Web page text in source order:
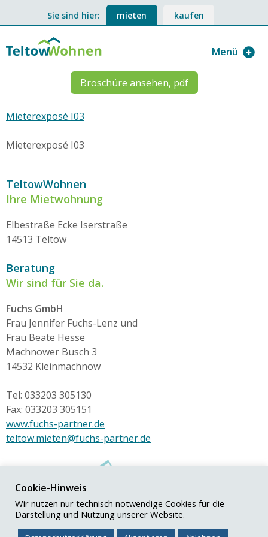
Sie sind hier: mieten kaufen
Menü
Broschüre ansehen, pdf
Mieterexposé I03
Mieterexposé I03
TeltowWohnen
Ihre Mietwohnung
Elbestraße Ecke Iserstraße
14513 Teltow
Beratung
Wir sind für Sie da.
Fuchs GmbH
Frau Jennifer Fuchs-Lenz und
Frau Beate Hesse
Machnower Busch 3
14532 Kleinmachnow
Tel: 033203 305130
Fax: 033203 305151
www.fuchs-partner.de
teltow.mieten@fuchs-partner.de
© Fuchs+Partner GmbH
Impressum|Datenschutz
Cookie-Hinweis
Wir nutzen nur technisch notwendige Cookies für die
Darstellung und Nutzung unserer Website.